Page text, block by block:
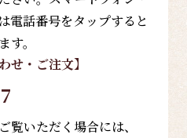
電話番号をタップすると
。
せ・ご注文】
覧いただく場合には、